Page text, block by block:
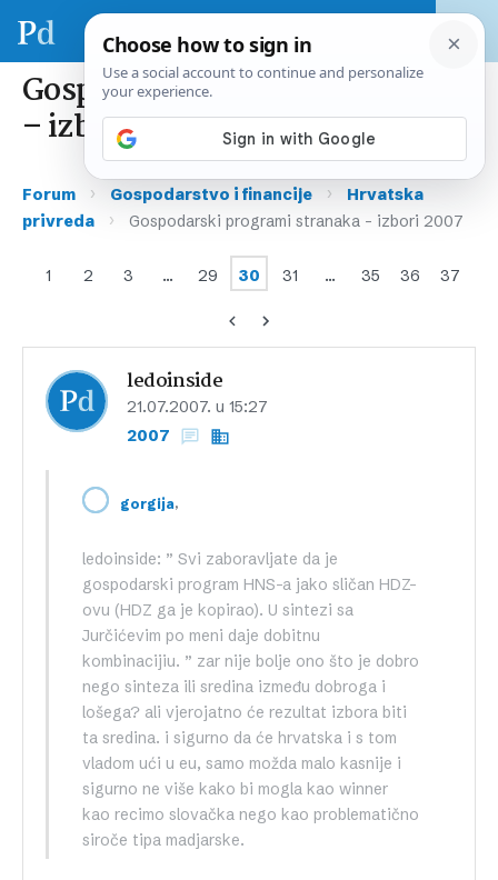
Gospodarski programi stranaka
– izbori 2007
Forum › Gospodarstvo i financije ›
Hrvatska
privreda
› Gospodarski programi stranaka – izbori 2007
1 2 3 … 29 30 31 … 35 36 37
ledoinside
21.07.2007. u 15:27
2007
gorgija,
ledoinside: ” Svi zaboravljate da je
gospodarski program HNS-a jako sličan HDZ-
ovu (HDZ ga je kopirao). U sintezi sa
Jurčićevim po meni daje dobitnu
kombinacijiu. ” zar nije bolje ono što je dobro
nego sinteza ili sredina između dobroga i
lošega? ali vjerojatno će rezultat izbora biti
ta sredina. i sigurno da će hrvatska i s tom
vladom ući u eu, samo možda malo kasnije i
sigurno ne više kako bi mogla kao winner
kao recimo slovačka nego kao problematično
siroče tipa madjarske.